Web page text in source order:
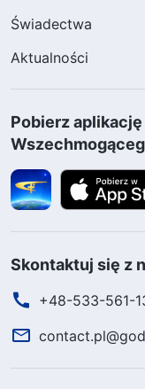
Świadectwa
Aktualności
Pobierz aplikację
Skontaktuj się z
+48-533-561-